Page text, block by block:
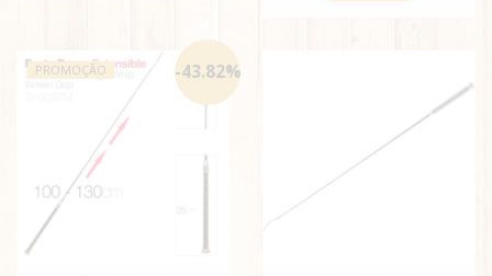
-43.82%
PROMOÇÃO